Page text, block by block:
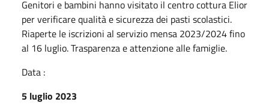
Genitori e bambini hanno visitato il centro cottura Elior
per verificare qualità e sicurezza dei pasti scolastici.
Riaperte le iscrizioni al servizio mensa 2023/2024 fino
al 16 luglio. Trasparenza e attenzione alle famiglie.
Data :
5 luglio 2023